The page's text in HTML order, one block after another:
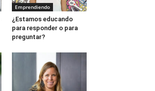
Emprendiendo
¿Estamos educando
para responder o para
preguntar?